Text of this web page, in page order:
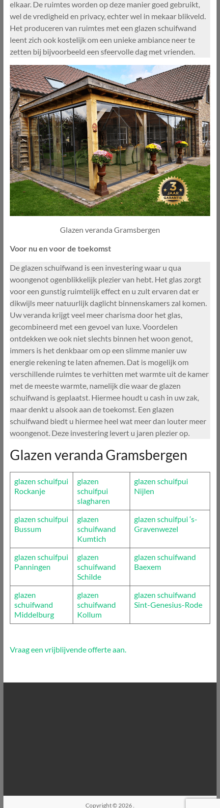
elkaar. De ruimtes worden op deze manier goed gebruikt,
wel de vredigheid en privacy, echter wel in mekaar blikveld.
Het produceren van ruimtes met een glazen schuifwand
leent zich ook kostelijk om een unieke ambiance neer te
zetten bij bijvoorbeeld een sfeervolle dag met vrienden.
Glazen veranda Gramsbergen
Voor nu en voor de toekomst
De glazen schuifwand is een investering waar u qua
woongenot ogenblikkelijk plezier van hebt. Het glas zorgt
voor een gunstig ruimtelijk effect en u zult ervaren dat er
dikwijls meer natuurlijk daglicht binnenskamers zal komen.
Uw veranda krijgt veel meer charisma door het glas,
gecombineerd met een gevoel van luxe. Voordelen
ontdekken we ook niet slechts binnen het woon genot,
immers is het denkbaar om op een slimme manier uw
energie rekening te laten afnemen. Dat is mogelijk om
verschillende ruimtes te verhitten met warmte uit de kamer
met de meeste warmte, namelijk die waar de glazen
schuifwand is geplaatst. Hiermee houdt u cash in uw zak,
maar denkt u alsook aan de toekomst. Een glazen
schuifwand biedt u hiermee heel wat meer dan louter meer
woongenot. Deze investering levert u jaren plezier op.
Glazen veranda Gramsbergen
glazen schuifpui
Rockanje
glazen
schuifpui
slagharen
glazen schuifpui
Nijlen
glazen schuifpui
Bussum
glazen
schuifwand
Kumtich
glazen schuifpui ‘s-
Gravenwezel
glazen schuifpui
Panningen
glazen
schuifwand
Schilde
glazen schuifwand
Baexem
glazen
schuifwand
Middelburg
glazen
schuifwand
Kollum
glazen schuifwand
Sint-Genesius-Rode
Vraag een vrijblijvende offerte aan.
Copyright © 2026